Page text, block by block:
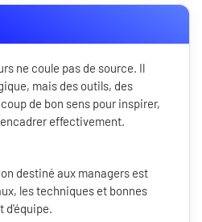
ne coule pas de source. Il
mais des outils, des
de bon sens pour inspirer,
effectivement.
destiné aux managers est
les techniques et bonnes
d'équipe.